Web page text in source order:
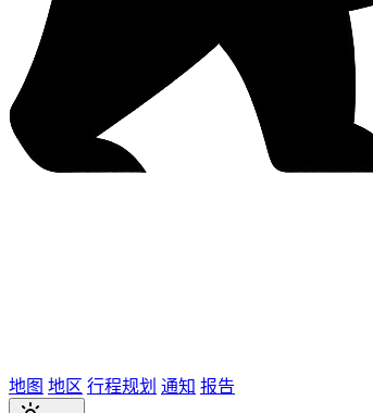
地图 地区 行程规划 通知 报告